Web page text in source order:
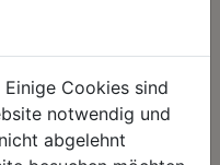
FAIRNESS
Nicht immer ist der günstigste Preis
auch ein guter Preis. Wir handeln
Cookies sind
notwendig und
abgelehnt